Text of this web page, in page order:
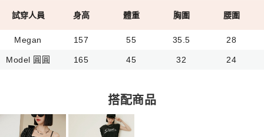
試穿人員 身高 體重 胸圍 腰圍
Megan 157 55 35.5 28
Model 圓圓 165 45 32 24
搭配商品